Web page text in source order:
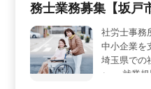
を築きたい方にぴったり
で、駅チカの好立地に位置
円〜600万円で、交通費も
備で福利厚生も充実して
には十分な時間外手当が支
務士業務募集【坂戸
中小企業を
埼玉県での
＞ ・就業